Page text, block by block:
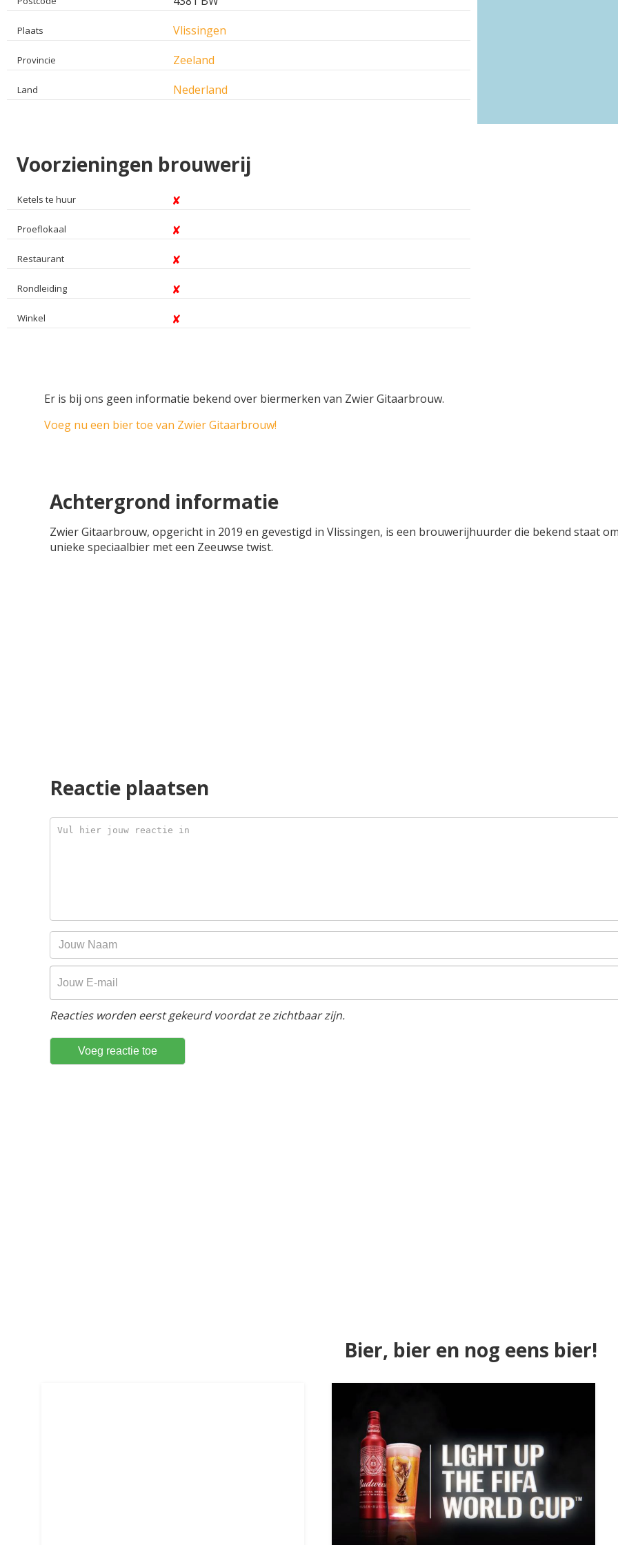
Plaats Vlissingen
Provincie Zeeland
Land Nederland
Voorzieningen brouwerij
Ketels te huur
Proeflokaal
Restaurant
Rondleiding
Winkel
Er is bij ons geen informatie bekend over biermerken van Zwier Gitaarbrouw.
Voeg nu een bier toe van Zwier Gitaarbrouw!
Achtergrond informatie
Zwier Gitaarbrouw, opgericht in 2019 en gevestigd in Vlissingen, is een brouwerijhuurder die bekend staat
unieke speciaalbier met een Zeeuwse twist.
Reactie plaatsen
Reacties worden eerst gekeurd voordat ze zichtbaar zijn.
Bier, bier en nog eens bier!